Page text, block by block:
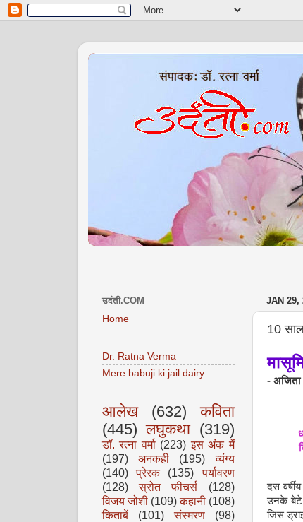
JAN 29,
10
- अजिता
दस
उनके बेटे
जिस
उदंती.COM
Home
Dr. Ratna Verma
Mere babuji ki jail dairy
आलेख (632)
कविता
(445) लघुकथा (319)
डॉ. रत्ना वर्मा (223) इस अंक में
(197)
अनकही (195)
व्यंग्य
(140)
प्रेरक (135)
पर्यावरण
(128)
स्रोत फीचर्स
(128)
विजय जोशी (109) कहानी (108)
किताबें
(101) संस्मरण
(98)